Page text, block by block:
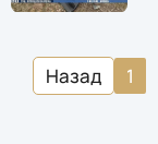
Назад 1